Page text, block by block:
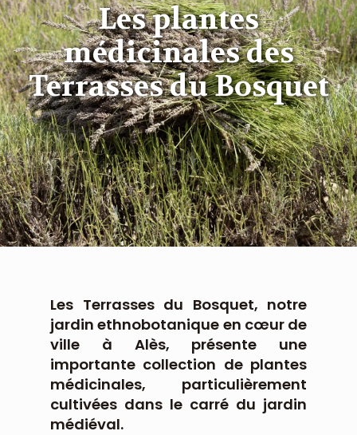
Les plantes
médicinales des
Terrasses du Bosquet
Les Terrasses du Bosquet, notre
jardin ethnobotanique en cœur de
ville à Alès, présente une
importante collection de plantes
médicinales, particulièrement
cultivées dans le carré du jardin
médiéval.